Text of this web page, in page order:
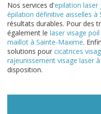
Nos services d'epilation laser
épilation définitive aisselles à
résultats durables. Pour des
également le laser visage
maillot à Sainte-Maxime.
solutions pour cicatrices
rajeunissement visage laser
disposition.